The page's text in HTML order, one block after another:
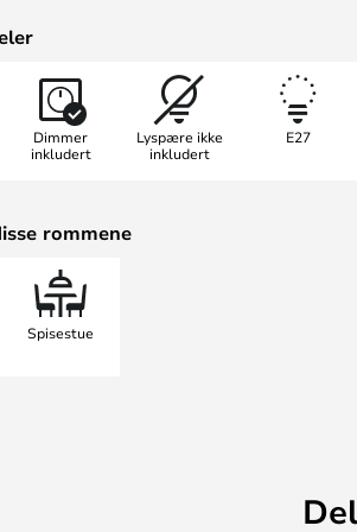
danner en fantastisk kontrast til
treinnredning. Lampen med svart
skandinavisk innredning, hvor
Dimmer
inkludert
Lyspære ikke
inkludert
E27
rommene
Spisestue